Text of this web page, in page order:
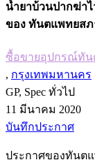
น้ำยาบ้วนปากฆ่า
ของ ทันตแพทยสภ
ซื้อขายอุปกรณ์ทัน
, กรุงเทพมหานคร
GP, Spec ทั่วไป
11 มีนาคม 2020
บันทึกประกาศ
ประกาศของทันตแ